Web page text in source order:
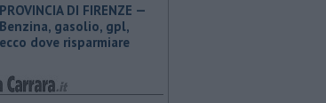
PROVINCIA DI FIRENZE — ​
Benzina, gasolio, gpl,
ecco dove risparmiare